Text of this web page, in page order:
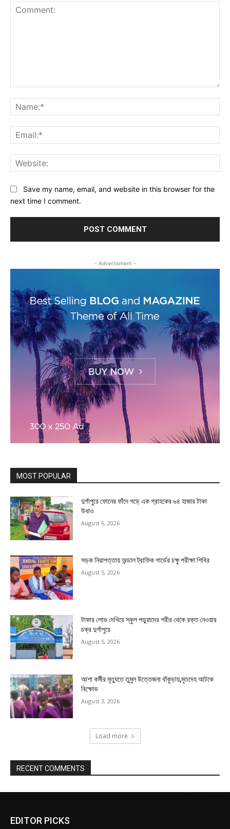
Save my name, email, and website in this browser for the
next time I comment.
- Advertisment -
MOST POPULAR
দুর্গাপুরে ফোনের ফাঁদে পড়ে এক গ্রাহকের ৬৪ হাজার টাকা
উধাও
August 6, 2026
সড়ক নিরাপত্তায় অন্ডাল ট্রাফিক গার্ডের চক্ষু পরীক্ষা শিবির
August 5, 2026
টাকার লোভ দেখিয়ে স্কুল পড়ুয়াদের শরীর থেকে রক্ত নেওয়ার
চক্র দুর্গাপুরে
August 5, 2026
আশা কর্মীর মৃত্যুতে তুমুল উত্তেজনা বাঁকুড়ায়,মৃতদেহ আটকে
বিক্ষোভ
August 3, 2026
Load more
RECENT COMMENTS
EDITOR PICKS